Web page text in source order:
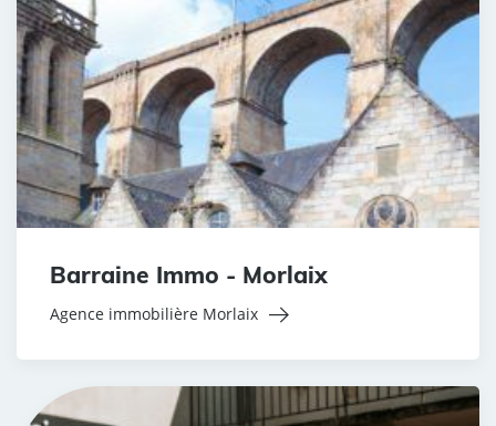
Barraine Immo - Morlaix
Agence immobilière Morlaix